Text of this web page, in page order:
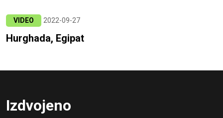
VIDEO 2022-09-27
Hurghada, Egipat
Izdvojeno